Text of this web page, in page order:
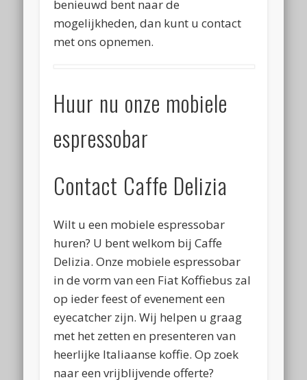
benieuwd bent naar de
mogelijkheden, dan kunt u contact
met ons opnemen.
Huur nu onze mobiele
espressobar
Contact Caffe Delizia
Wilt u een mobiele espressobar
huren? U bent welkom bij Caffe
Delizia. Onze mobiele espressobar
in de vorm van een Fiat Koffiebus zal
op ieder feest of evenement een
eyecatcher zijn. Wij helpen u graag
met het zetten en presenteren van
heerlijke Italiaanse koffie. Op zoek
naar een vrijblijvende offerte?